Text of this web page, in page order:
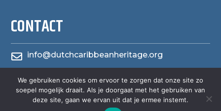
CONTACT
 info@dutchcaribbeanheritage.org
 herensiaerfgoedheritage
We gebruiken cookies om ervoor te zorgen dat onze site zo
soepel mogelijk draait. Als je doorgaat met het gebruiken van
deze site, gaan we ervan uit dat je ermee instemt.